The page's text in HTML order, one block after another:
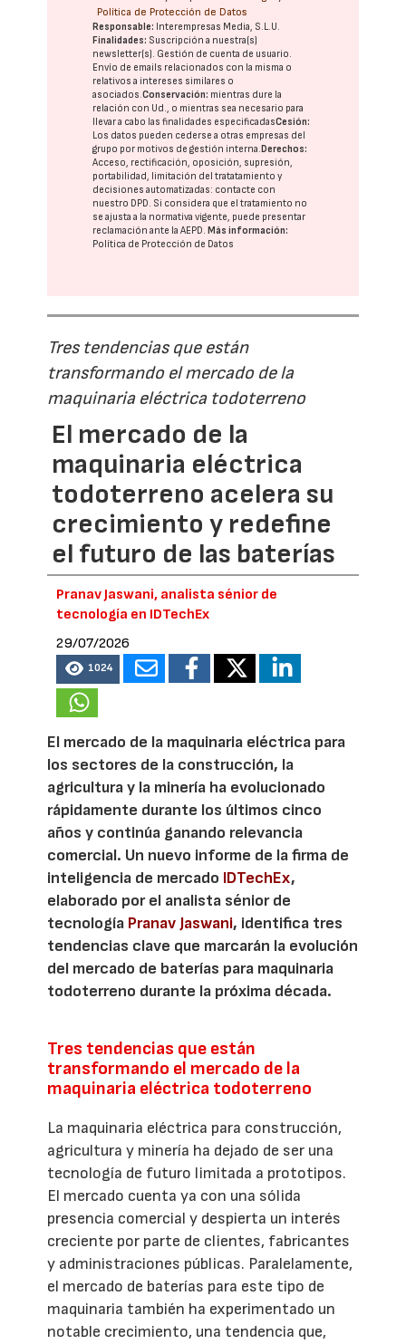
Política de Protección de Datos
Responsable: Interempresas Media, S.L.U.
Finalidades: Suscripción a nuestra(s)
newsletter(s). Gestión de cuenta de usuario.
Envío de emails relacionados con la misma o
relativos a intereses similares o
asociados.Conservación: mientras dure la
relación con Ud., o mientras sea necesario para
llevar a cabo las finalidades especificadasCesión:
Los datos pueden cederse a otras empresas del
grupo por motivos de gestión interna. Derechos:
Acceso, rectificación, oposición, supresión,
portabilidad, limitación del tratatamiento y
decisiones automatizadas: contacte con
nuestro DPD. Si considera que el tratamiento no
se ajusta a la normativa vigente, puede presentar
reclamación ante laAEPD. Más información:
Política de Protección de Datos
Tres tendencias que están
transformando el mercado de la
maquinaria eléctrica todoterreno
El mercado de la
maquinaria eléctrica
todoterreno acelera su
crecimiento y redefine
el futuro de las baterías
Pranav Jaswani, analista sénior de
tecnología en IDTechEx
29/07/2026
1024
El mercado de la maquinaria eléctrica para
los sectores de la construcción, la
agricultura y la minería ha evolucionado
rápidamente durante los últimos cinco
años y continúa ganando relevancia
comercial. Un nuevo informe de la firma de
inteligencia de mercado IDTechEx,
elaborado por el analista sénior de
tecnología Pranav Jaswani, identifica tres
tendencias clave que marcarán la evolución
del mercado de baterías para maquinaria
todoterreno durante la próxima década.
Tres tendencias que están
transformando el mercado de la
maquinaria eléctrica todoterreno
La maquinaria eléctrica para construcción,
agricultura y minería ha dejado de ser una
tecnología de futuro limitada a prototipos.
El mercado cuenta ya con una sólida
presencia comercial y despierta un interés
creciente por parte de clientes, fabricantes
y administraciones públicas. Paralelamente,
el mercado de baterías para este tipo de
maquinaria también ha experimentado un
notable crecimiento, una tendencia que,